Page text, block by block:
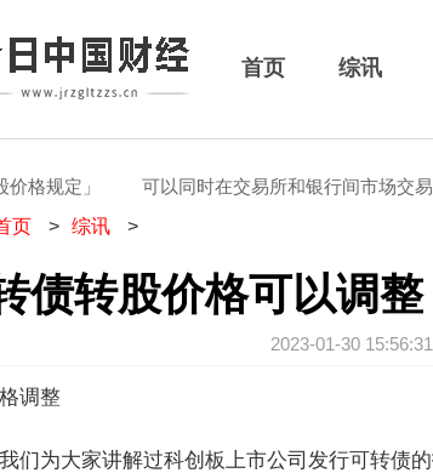
首页 综讯
」 可以同时在交易所和银行间市场交易的债
页 > 综讯 >
债转股价格可以调整
2023-01-30
调整
们为大家讲解过科创板上市公司发行可转债